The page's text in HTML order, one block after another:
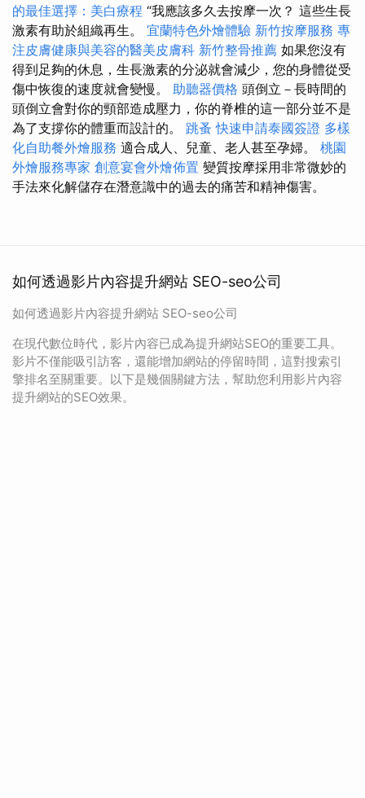
的最佳選擇：美白療程 “我應該多久去按摩一次？ 這些生長
激素有助於組織再生。 宜蘭特色外燴體驗 新竹按摩服務 專
注皮膚健康與美容的醫美皮膚科 新竹整骨推薦 如果您沒有
得到足夠的休息，生長激素的分泌就會減少，您的身體從受
傷中恢復的速度就會變慢。 助聽器價格 頭倒立－長時間的
頭倒立會對你的頸部造成壓力，你的脊椎的這一部分並不是
為了支撐你的體重而設計的。 跳蚤 快速申請泰國簽證 多樣
化自助餐外燴服務 適合成人、兒童、老人甚至孕婦。 桃園
外燴服務專家 創意宴會外燴佈置 變質按摩採用非常微妙的
手法來化解儲存在潛意識中的過去的痛苦和精神傷害。
如何透過影片內容提升網站 SEO-seo公司
如何透過影片內容提升網站 SEO-seo公司
在現代數位時代，影片內容已成為提升網站SEO的重要工具。
影片不僅能吸引訪客，還能增加網站的停留時間，這對搜索引
擎排名至關重要。以下是幾個關鍵方法，幫助您利用影片內容
提升網站的SEO效果。